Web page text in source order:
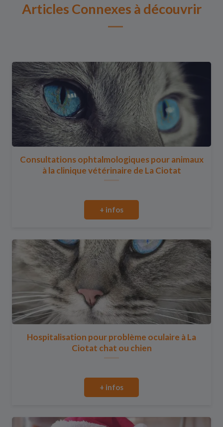
Articles Connexes à découvrir
Consultations ophtalmologiques pour animaux
à la clinique vétérinaire de La Ciotat
+ infos
Hospitalisation pour problème oculaire à La
Ciotat chat ou chien
+ infos